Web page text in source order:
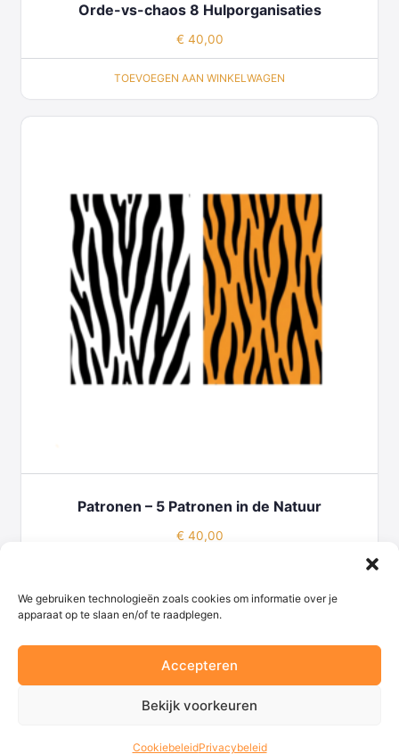
We gebruiken technologieën zoals cookies om informatie over je
apparaat op te slaan en/of te raadplegen.
Accepteren
Bekijk voorkeuren
CookiebeleidPrivacybeleid
Orde-vs-chaos 8 Hulporganisaties
€ 40,00
TOEVOEGEN AAN WINKELWAGEN
Patronen – 5 Patronen in de Natuur
€ 40,00
© 2026 - Begaafd onderwijs